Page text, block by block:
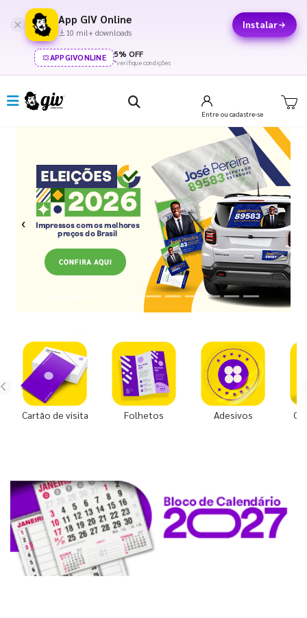
App GIV Online
10 mil+ downloads
Instalar
APPGIVONLINE 5% OFF
*verifique condições
Entre ou cadastre-se
Previous Next
Cartão de visita Folhetos Adesivos